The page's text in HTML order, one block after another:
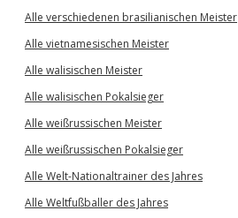
Alle verschiedenen brasilianischen Meister
Alle vietnamesischen Meister
Alle walisischen Meister
Alle walisischen Pokalsieger
Alle weißrussischen Meister
Alle weißrussischen Pokalsieger
Alle Welt-Nationaltrainer des Jahres
Alle Weltfußballer des Jahres